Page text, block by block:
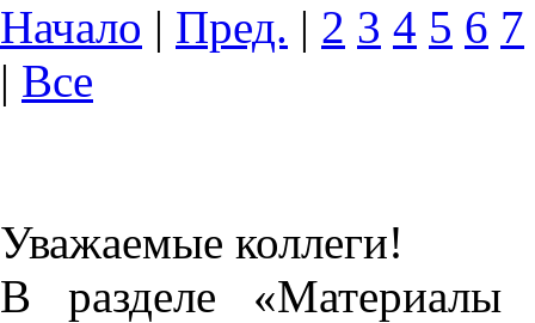
Начало | Пред. | 2 3 4 5 6 7
| Все
Уважаемые коллеги!
В разделе «Материалы